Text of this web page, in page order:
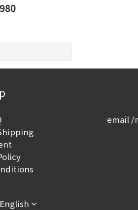
email /
English